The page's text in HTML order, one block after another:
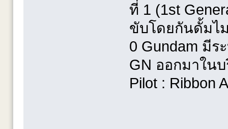
ที่ 1 (1st
ขับโดยกันดั้มไ
0 Gundam มีร
GN ออกมาใน
Pilot : Ribbon